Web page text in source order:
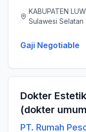
KABUPATEN
Sulawesi Selatan
Gaji Negotiable
Dokter
(dokter
PT. Rumah